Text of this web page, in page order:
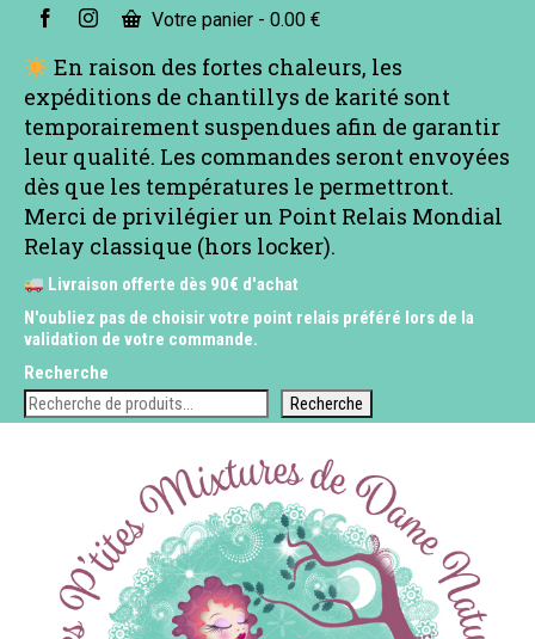
Votre panier - 0.00 €
En raison des fortes chaleurs, les
expéditions de chantillys de karité sont
temporairement suspendues afin de garantir
leur qualité. Les commandes seront envoyées
dès que les températures le permettront.
Merci de privilégier un Point Relais Mondial
Relay classique (hors locker).
Livraison offerte dès 90€ d'achat
N'oubliez pas de choisir votre point relais préféré lors de la
validation de votre commande.
Recherche
Recherche